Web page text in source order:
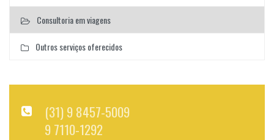
Consultoria em viagens
Outros serviços oferecidos
(31) 9 8457-5009
9 7110-1292